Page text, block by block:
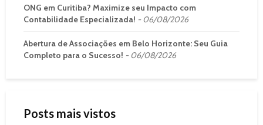
ONG em Curitiba? Maximize seu Impacto com
Contabilidade Especializada!
06/08/2026
Abertura de Associações em Belo Horizonte: Seu Guia
Completo para o Sucesso!
06/08/2026
Posts mais vistos